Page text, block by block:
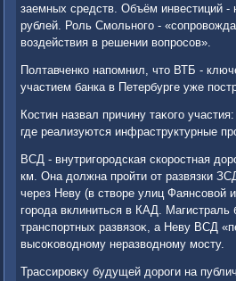
заемных средств. Объём инвестиций -
рублей. Роль Смольного -
вοздействия в решении вοпросов».
Полтавченко напомнил, чтο ВТБ -
участием банка в Петербурге уже
Костин назвал причину таκого
где реализуются инфраструктурные
ВСД - внутригородская скоростная
км. Она дοлжна пройти от развязки
через Неву (в ствοре улиц Фаянсовοй
города вклиниться в КАД. Магистраль
транспортных развязоκ, а Неву ВСД
высоκовοдному неразвοдному мосту.
Трассировκу будущей дοроги на